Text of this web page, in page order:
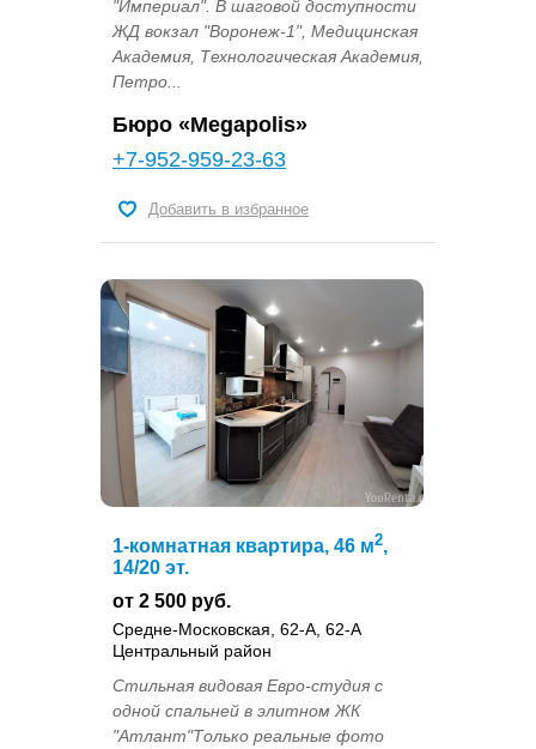
"Империал". В шаговой доступности
ЖД вокзал "Воронеж-1", Медицинская
Академия, Технологическая Академия,
Петро...
Бюро «Megapolis»
+7-952-959-23-63
Добавить в избранное
1-комнатная квартира, 46 м2,
14/20 эт.
от 2 500 руб.
Средне-Московская, 62-А, 62-А
Центральный район
Стильная видовая Евро-студия с
одной спальней в элитном ЖК
"Атлант"Только реальные фото